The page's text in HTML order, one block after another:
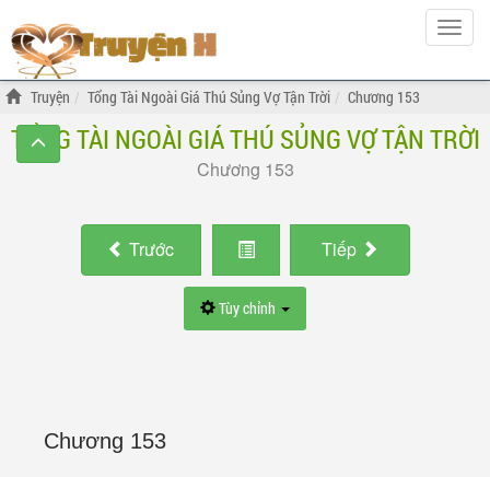
Hiện
menu
Truyện Tổng Tài Ngoài Giá Thú Sủng Vợ Tận Trời Chương 153
TỔNG TÀI NGOÀI GIÁ THÚ SỦNG VỢ TẬN TRỜI
Chương 153
Trước Tiếp
Tùy chỉnh
Chương 153